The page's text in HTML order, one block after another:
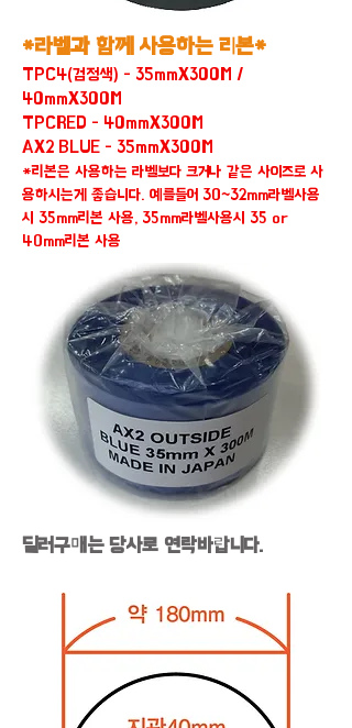
*라벨과 함께 사용하는 리본*
TPC4(검정색) - 35mmX300M /
40mmX300M
TPCRED - 40mmX300M
AX2 BLUE - 35mmX300M
*리본은 사용하는 라벨보다 크거나 같은 사이즈로 사
용하시는게 좋습니다. 예를들어 30~32mm라벨사용
시 35mm리본 사용, 35mm라벨사용시 35 or
40mm리본 사용
딜러구매는 당사로 연락바랍니다.